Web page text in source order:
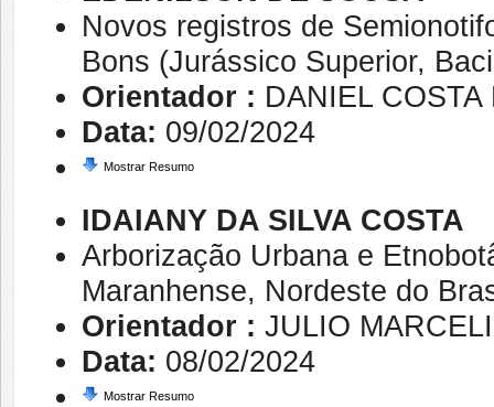
Novos registros de
Bons (Jurássico Superior,
Orientador : DANIEL
Data: 09/02/2024
Mostrar Resumo
IDAIANY DA SILVA COSTA
Arborização Urbana e
Maranhense, Nordeste do
Orientador : JULIO
Data: 08/02/2024
Mostrar Resumo